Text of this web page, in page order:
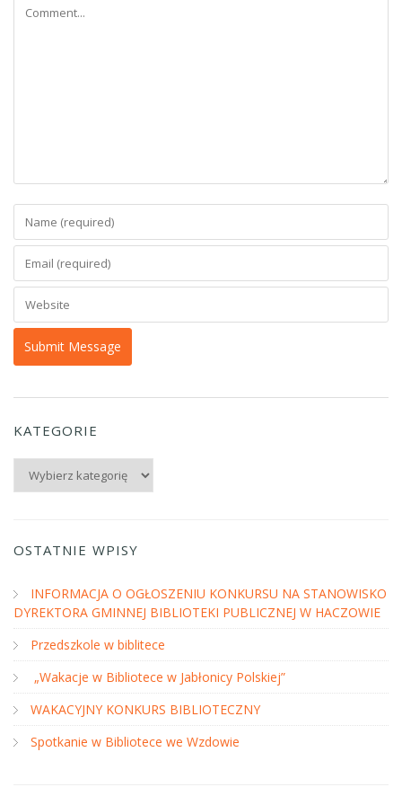
KATEGORIE
OSTATNIE WPISY
INFORMACJA O OGŁOSZENIU KONKURSU NA STANOWISKO
DYREKTORA GMINNEJ BIBLIOTEKI PUBLICZNEJ W HACZOWIE
Przedszkole w biblitece
„Wakacje w Bibliotece w Jabłonicy Polskiej”
WAKACYJNY KONKURS BIBLIOTECZNY
Spotkanie w Bibliotece we Wzdowie